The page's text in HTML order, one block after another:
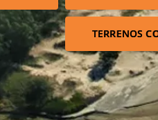
TERRENOS